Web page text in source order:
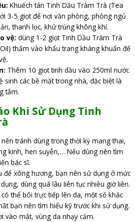
Khuếch tán Tinh Dầu Tràm Trà (Tea
3-5 giọt để nơi văn phòng, phòng ngủ
thanh lọc, khử trùng không khí.
vệ: dùng 1-2 giọt Tinh Dầu Tràm Trà
thấm vào khẩu trang kháng khuẩn để
Thêm 10 giọt tinh dầu vào 250ml nước
sinh các bề mặt trong nhà, đặc biệt là
tắm.
Khi Sử Dụng Tinh
tránh dùng trong thời kỳ mang thai,
kinh, hen suyễn,… Nếu dùng nên tìm
bác sĩ.
để xông hương, bạn nên sử dụng ở mức
dùng quá lâu liên tục nhiều giờ liền.
thể bôi trực tiếp lên da, một số khác
bạn nên tìm hiểu kỹ trước khi sử dụng.
vào mắt, vùng da nhạy cảm.